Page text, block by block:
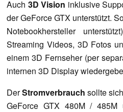
Auch 3D Vision inklusive
der GeForce GTX unterstützt.
Notebookhersteller
Streaming Videos, 3D Fotos
einem 3D Fernseher (per
internen 3D Display
DerStromverbrauch sollte
GeForce GTX 480M /